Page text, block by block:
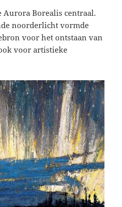
Aurora Borealis centraal.
noorderlicht vormde
voor het ontstaan van
voor artistieke